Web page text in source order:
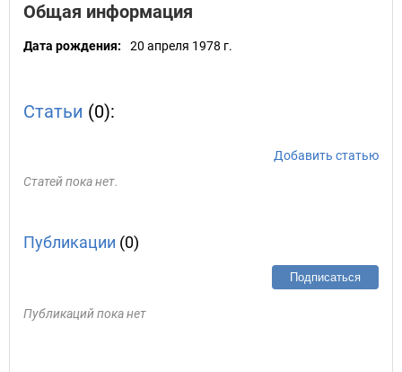
Общая информация
Дата рождения: 20 апреля 1978 г.
Статьи (0):
Добавить статью
Статей пока нет.
Публикации (0)
Подписаться
Публикаций пока нет